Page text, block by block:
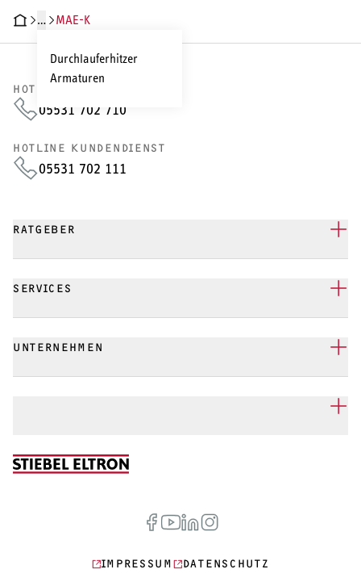
DATEN
…
Durchlauferhitzer
Armaturen
MAE-K
HOTLINE VERTRIEB
05531 702 710
HOTLINE KUNDENDIENST
05531 702 111
RATGEBER
SERVICES
UNTERNEHMEN
IMPRESSUM DATENSCHUTZ